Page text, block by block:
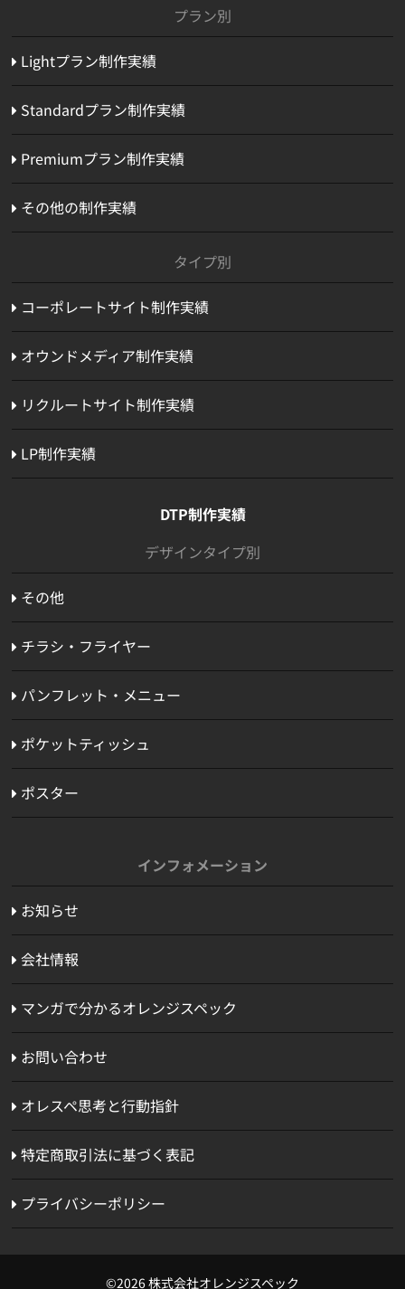
プラン別
Lightプラン制作実績
Standardプラン制作実績
Premiumプラン制作実績
その他の制作実績
タイプ別
コーポレートサイト制作実績
オウンドメディア制作実績
リクルートサイト制作実績
LP制作実績
DTP制作実績
デザインタイプ別
その他
チラシ・フライヤー
パンフレット・メニュー
ポケットティッシュ
ポスター
インフォメーション
お知らせ
会社情報
マンガで分かるオレンジスペック
お問い合わせ
オレスペ思考と行動指針
特定商取引法に基づく表記
プライバシーポリシー
©2026 株式会社オレンジスペック